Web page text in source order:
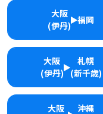
大阪
(伊丹)
福岡
大阪
(伊丹)
札幌
(新千歳)
大阪 沖縄